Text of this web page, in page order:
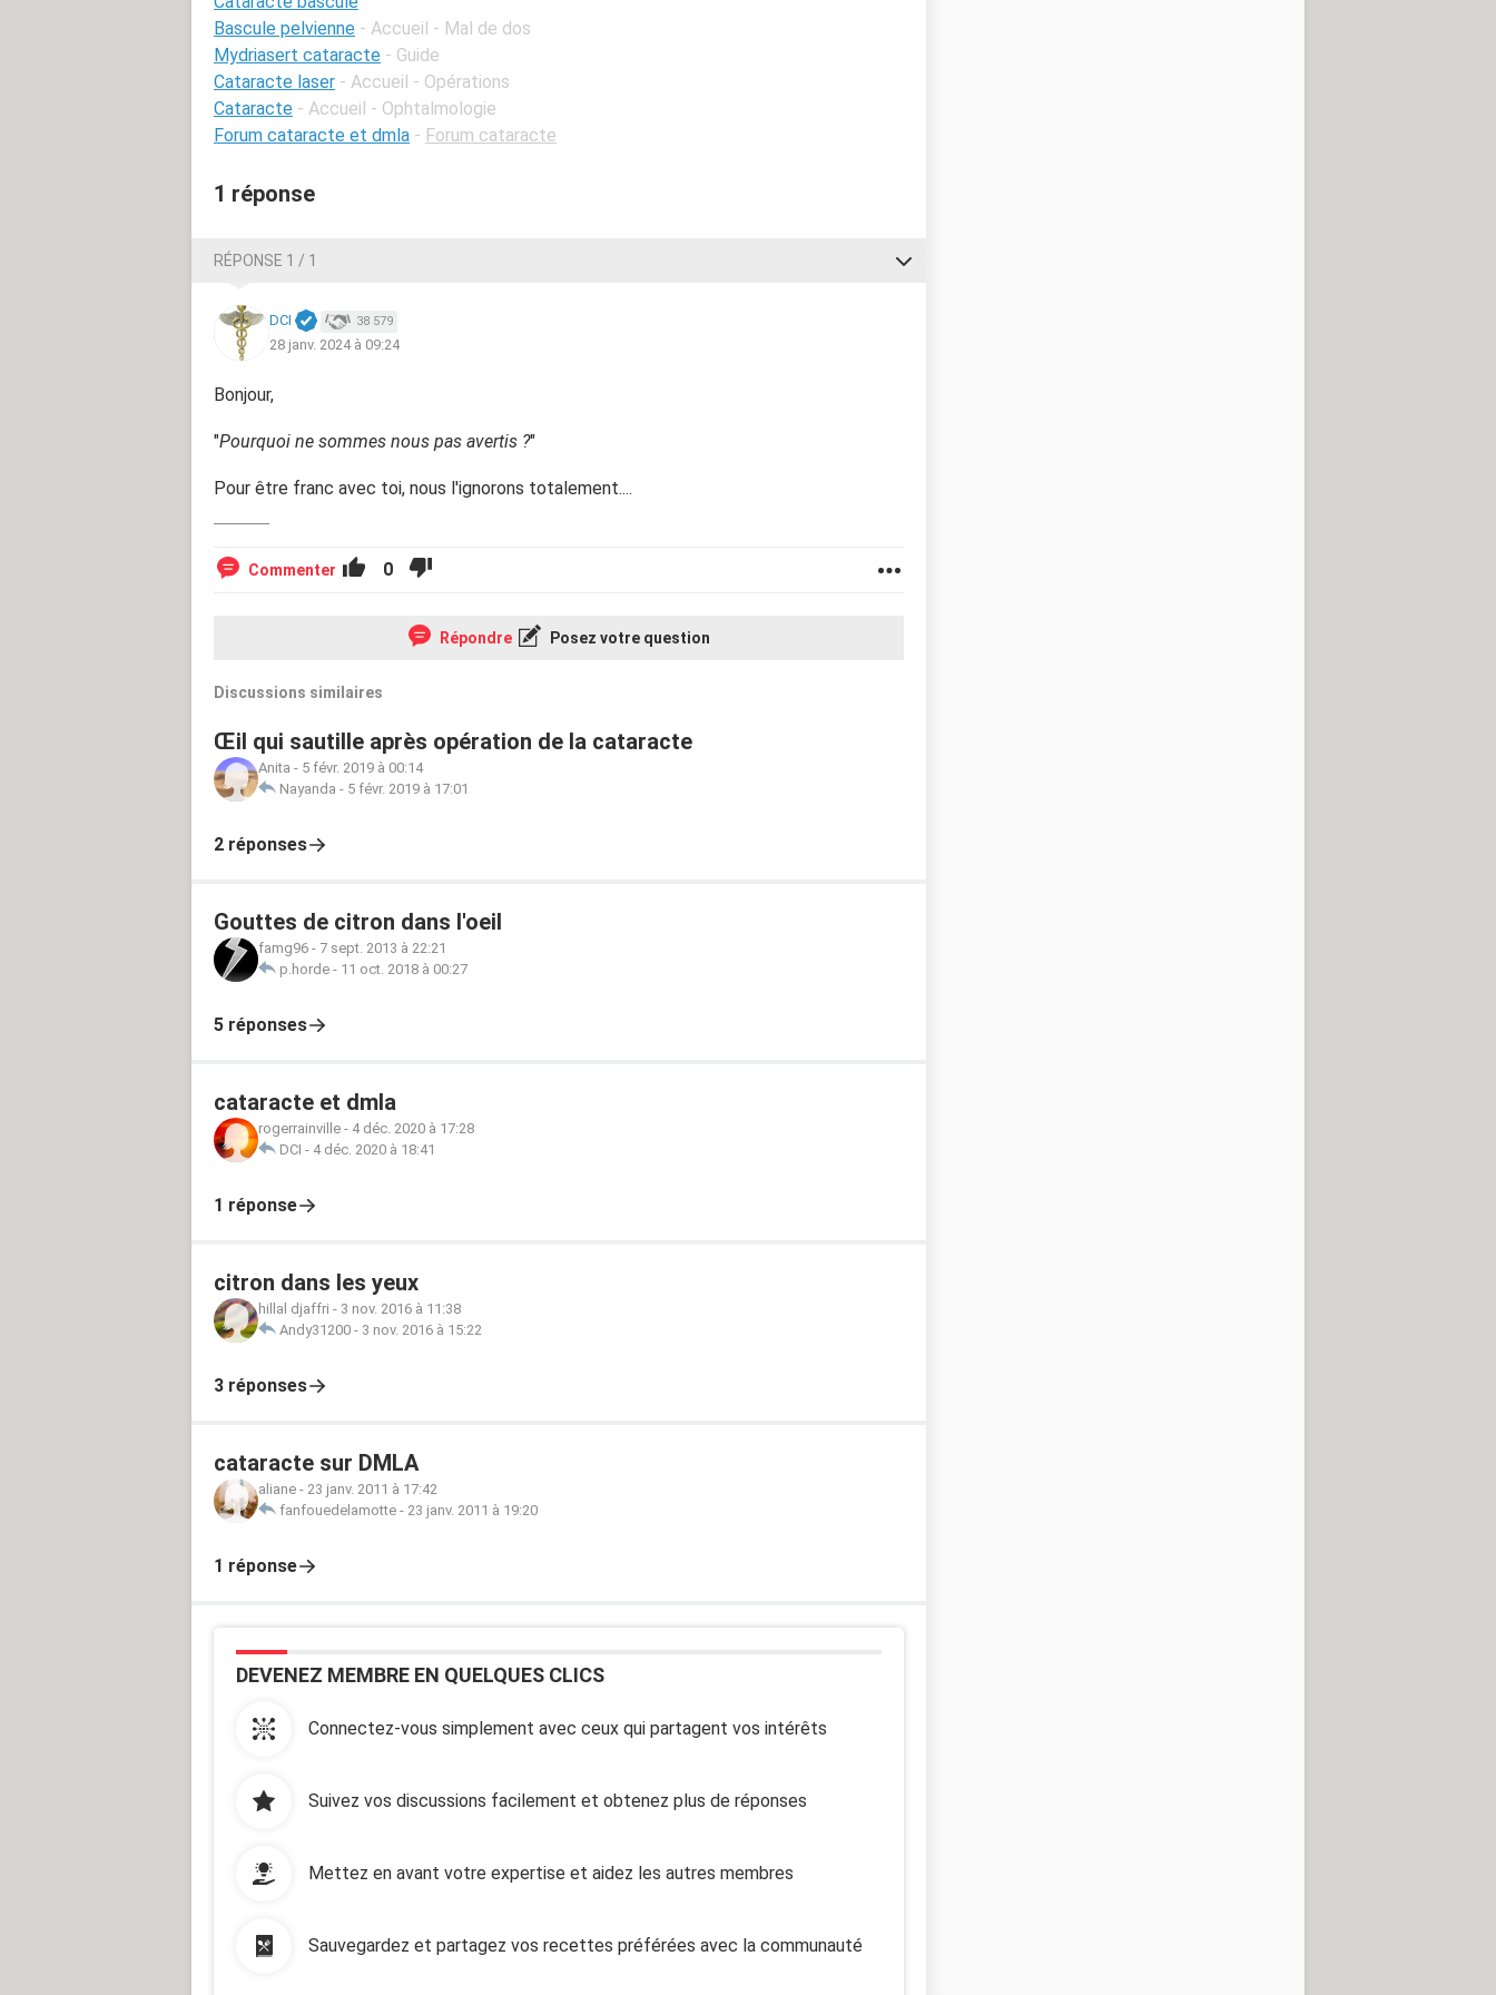
Bascule pelvienne - Accueil - Mal de dos
Mydriasert cataracte - Guide
Cataracte laser - Accueil - Opérations
Cataracte - Accueil - Ophtalmologie
Forum cataracte et dmla - Forum cataracte
1 réponse
RÉPONSE 1 / 1
DCI 38 579
28 janv. 2024 à 09:24
Bonjour,
"Pourquoi ne sommes nous pas avertis ?"
Pour être franc avec toi, nous l'ignorons totalement....
Commenter 0
Répondre Posez votre question
Discussions similaires
Œil qui sautille après opération de la cataracte
Anita - 5 févr. 2019 à 00:14
Nayanda - 5 févr. 2019 à 17:01
2 réponses
Gouttes de citron dans l'oeil
famg96 - 7 sept. 2013 à 22:21
p.horde - 11 oct. 2018 à 00:27
5 réponses
cataracte et dmla
rogerrainville - 4 déc. 2020 à 17:28
DCI - 4 déc. 2020 à 18:41
1 réponse
citron dans les yeux
hillal djaffri - 3 nov. 2016 à 11:38
Andy31200 - 3 nov. 2016 à 15:22
3 réponses
cataracte sur DMLA
aliane - 23 janv. 2011 à 17:42
fanfouedelamotte - 23 janv. 2011 à 19:20
1 réponse
DEVENEZ MEMBRE EN QUELQUES CLICS
Connectez-vous simplement avec ceux qui partagent vos intérêts
Suivez vos discussions facilement et obtenez plus de réponses
Mettez en avant votre expertise et aidez les autres membres
Sauvegardez et partagez vos recettes préférées avec la communauté